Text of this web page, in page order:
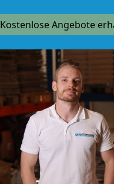
Kostenlose Angebote